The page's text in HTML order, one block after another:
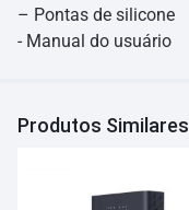
– Pontas de silicone
- Manual do usuário
Produtos Similares